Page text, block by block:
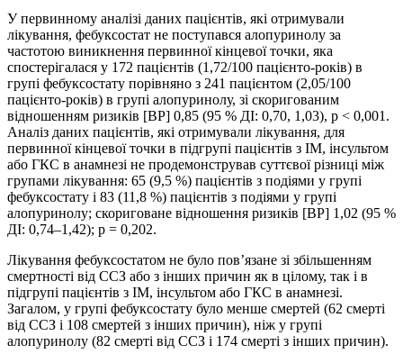
У первинному аналізі даних пацієнтів, які отримували
лікування, фебуксостат не поступався алопуринолу за
частотою виникнення первинної кінцевої точки, яка
спостерігалася у 172 пацієнтів (1,72/100 пацієнто-років) в
групі фебуксостату порівняно з 241 пацієнтом (2,05/100
пацієнто-років) в групі алопуринолу, зі скоригованим
відношенням ризиків [ВР] 0,85 (95 % ДІ: 0,70, 1,03), р < 0,001.
Аналіз даних пацієнтів, які отримували лікування, для
первинної кінцевої точки в підгрупі пацієнтів з ІМ, інсультом
або ГКС в анамнезі не продемонстрував суттєвої різниці між
групами лікування: 65 (9,5 %) пацієнтів з подіями у групі
фебуксостату і 83 (11,8 %) пацієнтів з подіями у групі
алопуринолу; скориговане відношення ризиків [ВР] 1,02 (95 %
ДІ: 0,74–1,42); р = 0,202.
Лікування фебуксостатом не було пов’язане зі збільшенням
смертності від ССЗ або з інших причин як в цілому, так і в
підгрупі пацієнтів з ІМ, інсультом або ГКС в анамнезі.
Загалом, у групі фебуксостату було менше смертей (62 смерті
від ССЗ і 108 смертей з інших причин), ніж у групі
алопуринолу (82 смерті від ССЗ і 174 смерті з інших причин).